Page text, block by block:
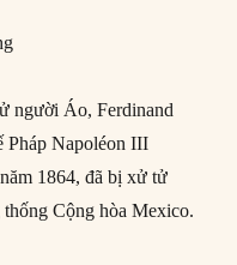
người Áo, Ferdinand
Pháp Napoléon III
1864, đã bị xử tử
Cộng hòa Mexico.